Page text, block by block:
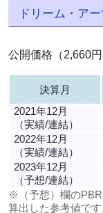
ドリーム・ア
公開価格（2,660
決算月
2021年12月
（実績/連結）
2022年12月
（実績/連結）
2023年12月
（予想/連結）
※（予想）欄の
算出した参考値です